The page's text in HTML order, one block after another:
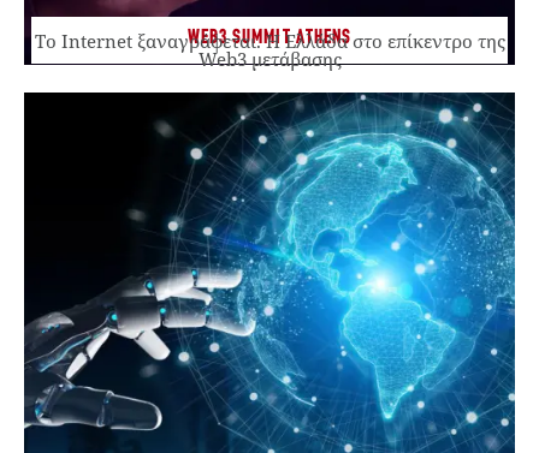
WEB3 SUMMIT ATHENS
Το Internet ξαναγράφεται. Η Ελλάδα στο επίκεντρο της
Web3 μετάβασης